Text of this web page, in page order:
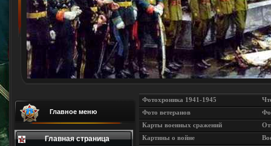
Главное меню
Главная страница
Фотохроника 1941-1945
Фото ветеранов
Карты военных сражений
Картины о войне